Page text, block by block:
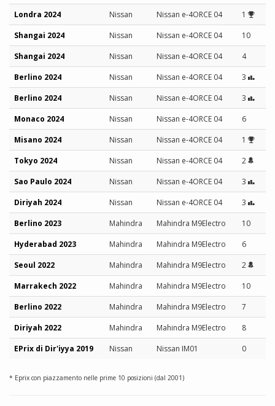
Londra 2024
Nissan Nissan e-4ORCE 04
1
Shangai 2024
Nissan Nissan e-4ORCE 04
10
Shangai 2024
Nissan Nissan e-4ORCE 04
4
Berlino 2024
Nissan Nissan e-4ORCE 04
3
Berlino 2024
Nissan Nissan e-4ORCE 04
3
Monaco 2024
Nissan Nissan e-4ORCE 04
6
Misano 2024
Nissan Nissan e-4ORCE 04
1
Tokyo 2024
Nissan Nissan e-4ORCE 04
2
Sao Paulo 2024
Nissan Nissan e-4ORCE 04
3
Diriyah 2024
Nissan Nissan e-4ORCE 04
3
Berlino 2023
Mahindra Mahindra M9Electro
10
Hyderabad 2023
Mahindra Mahindra M9Electro
6
Seoul 2022
Mahindra Mahindra M9Electro
2
Marrakech 2022
Mahindra Mahindra M9Electro
10
Berlino 2022
Mahindra Mahindra M9Electro
7
Diriyah 2022
Mahindra Mahindra M9Electro
8
EPrix di Dir'iyya 2019
Nissan Nissan IM01 0
* Eprix con piazzamento nelle prime 10 posizioni (dal 2001)